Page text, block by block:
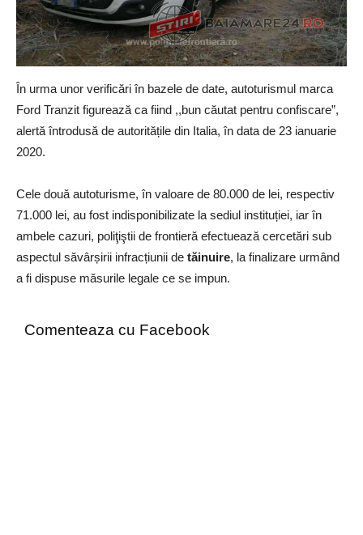
În urma unor verificări în bazele de date, autoturismul marca
Ford Tranzit figurează ca fiind ,,bun căutat pentru confiscare”,
alertă întrodusă de autoritățile din Italia, în data de 23 ianuarie
2020.
Cele două autoturisme, în valoare de 80.000 de lei, respectiv
71.000 lei, au fost indisponibilizate la sediul instituției, iar în
ambele cazuri, poliţiştii de frontieră efectuează cercetări sub
aspectul săvârșirii infracțiunii de tăinuire, la finalizare urmând
a fi dispuse măsurile legale ce se impun.
Comenteaza cu Facebook